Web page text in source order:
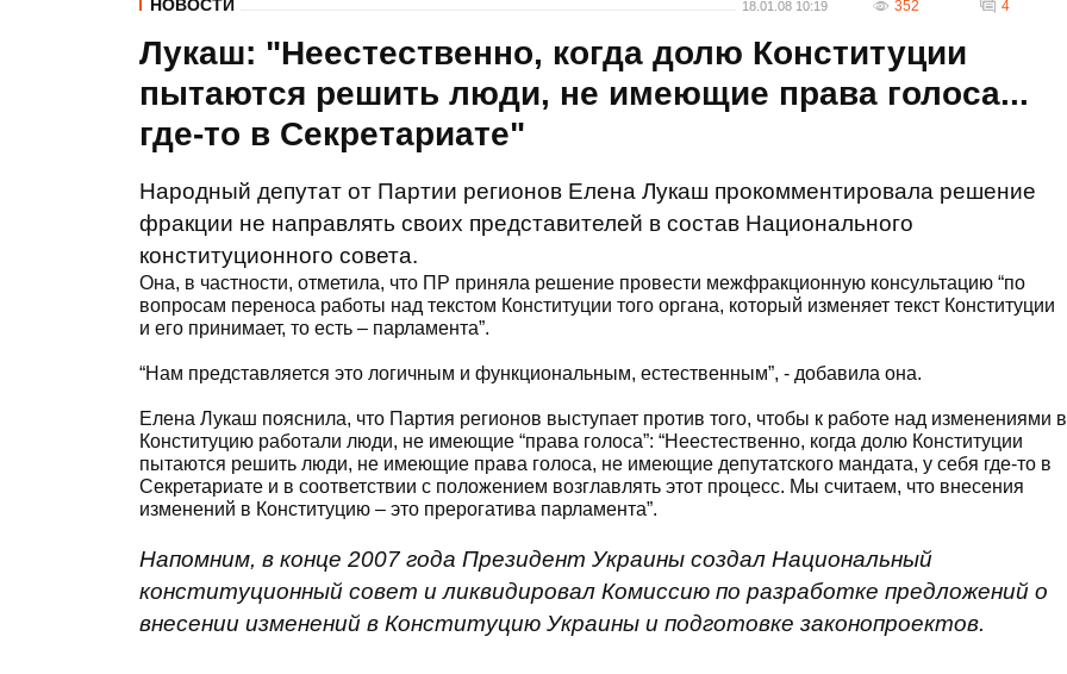
НОВОСТИ 18.01.08 10:19 352 4
Лукаш: "Неестественно, когда долю Конституции
пытаются решить люди, не имеющие права голоса...
где-то в Секретариате"
Народный депутат от Партии регионов Елена Лукаш прокомментировала решение
фракции не направлять своих представителей в состав Национального
конституционного совета.
Она, в частности, отметила, что ПР приняла решение провести межфракционную консультацию “по
вопросам переноса работы над текстом Конституции того органа, который изменяет текст Конституции
и его принимает, то есть – парламента”.
“Нам представляется это логичным и функциональным, естественным”, - добавила она.
Елена Лукаш пояснила, что Партия регионов выступает против того, чтобы к работе над изменениями в
Конституцию работали люди, не имеющие “права голоса”: “Неестественно, когда долю Конституции
пытаются решить люди, не имеющие права голоса, не имеющие депутатского мандата, у себя где-то в
Секретариате и в соответствии с положением возглавлять этот процесс. Мы считаем, что внесения
изменений в Конституцию – это прерогатива парламента”.
Напомним, в конце 2007 года Президент Украины создал Национальный
конституционный совет и ликвидировал Комиссию по разработке предложений о
внесении изменений в Конституцию Украины и подготовке законопроектов.